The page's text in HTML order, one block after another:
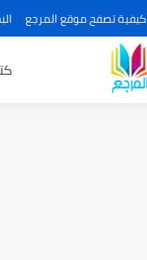
كيفية تصفح موقع المرجع